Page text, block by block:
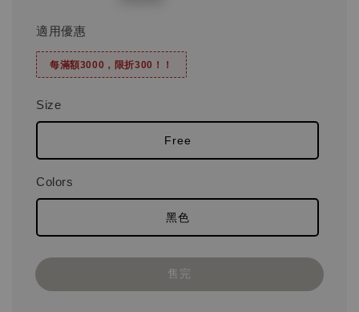
適用優惠
每滿額3000，限折300！！
Size
Free
Colors
黑色
售完